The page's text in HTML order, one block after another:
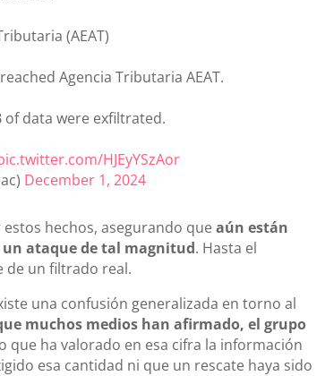
(AEAT)
Agencia Tributaria AEAT.
of data were exfiltrated.
HJEyYSzAor
December 1, 2024
estos hechos, asegurando queaún están
ataque de tal magnitud. Hasta el
de un filtrado real.
una confusión generalizada en torno al
muchos medios han afirmado, el grupo
que ha valorado en esa cifra la información
esa cantidad ni que un rescate haya sido